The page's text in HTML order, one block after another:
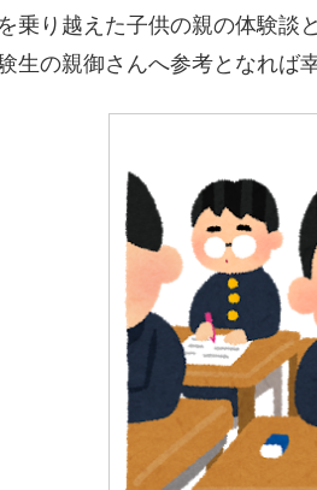
乗り越えた子供の親の体験談
生の親御さんへ参考となれば